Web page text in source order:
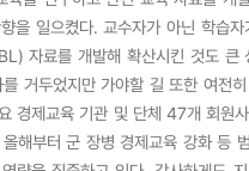
을 일으켰다. 교수자가 아닌 학습
자료를 개발해 확산시킨 것도 큰
거두었지만 가야할 길 또한 여전
경제교육 기관 및 단체 47개 회원
해부터 군 장병 경제교육 강화 등